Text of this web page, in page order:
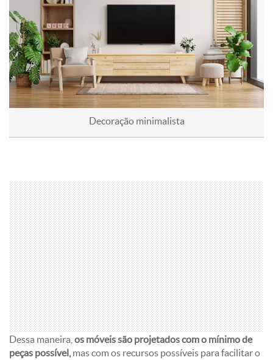
Decoração minimalista
Dessa maneira, os móveis são projetados com o mínimo de
peças possível, mas com os recursos possíveis para facilitar o